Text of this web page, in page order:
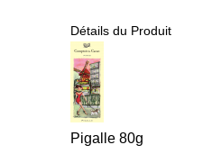
Détails du Produit
Pigalle 80g